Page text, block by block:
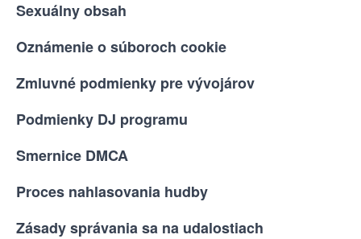
Sexuálny obsah
Oznámenie o súboroch cookie
Zmluvné podmienky pre vývojárov
Podmienky DJ programu
Smernice DMCA
Proces nahlasovania hudby
Zásady správania sa na udalostiach